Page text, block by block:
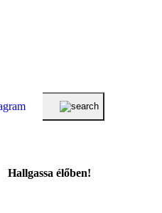
Hallgassa élőben!